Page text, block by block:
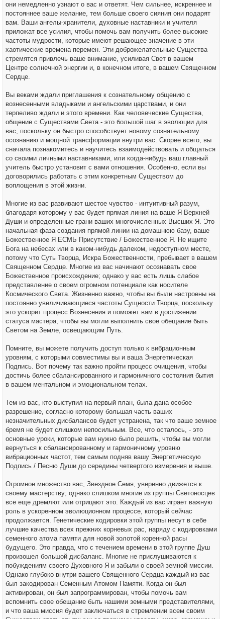
они немедленно узнают о вас и ответят. Чем сильнее, искреннее и
постояннее ваше желание, тем больше своего сияния они подарят
вам. Ваши ангелы-хранители, духовные наставники и учителя
приложат все усилия, чтобы помочь вам получить более высокие
частоты мудрости, которые имеют решающее значение в эти
хаотические времена перемен. Эти доброжелательные Существа
стремятся привлечь ваше внимание, усиливая Свет в вашем
Центре солнечной энергии и, в конечном итоге, в вашем Священном
Сердце.
Вы веками ждали приглашения к сознательному общению с
вознесенными владыками и ангельскими царствами, и они
терпеливо ждали и этого времени. Как человеческие Существа,
общение с Существами Света - это большой шаг в эволюции для
вас, поскольку он быстро способствует новому сознательному
осознанию и мощной трансформации внутри вас. Скорее всего, вы
сначала познакомитесь и научитесь взаимодействовать и общаться
со своими личными наставниками, или когда-нибудь ваш главный
учитель быстро установит с вами отношения. Особенно, если вы
договорились работать с этим конкретным Существом до
воплощения в этой жизни.
Многие из вас развивают шестое чувство - интуитивный разум,
благодаря которому у вас будет прямая линия на ваше Я Верхней
Души и определенные грани ваших многочисленных Высших Я. Это
начальная фаза создания прямой линии на домашнюю базу, ваше
Божественное Я ЕСМЬ Присутствие / Божественное Я. Не ищите
Бога на небесах или в каком-нибудь далеком, недоступном месте,
потому что Суть Творца, Искра Божественности, пребывает в вашем
Священном Сердце. Многие из вас начинают осознавать свое
Божественное происхождение; однако у вас есть лишь слабое
представление о своем огромном потенциале как носителе
Космического Света. Жизненно важно, чтобы вы были настроены на
постоянно увеличивающиеся частоты Сущности Творца, поскольку
это ускорит процесс Вознесения и поможет вам в достижении
статуса мастера, чтобы вы могли выполнить свое обещание быть
Светом на Земле, освещающим Путь.
Помните, вы можете получить доступ только к вибрационным
уровням, с которыми совместимы вы и ваша Энергетическая
Подпись. Вот почему так важно пройти процесс очищения, чтобы
достичь более сбалансированного и гармоничного состояния бытия
в вашем ментальном и эмоциональном телах.
Тем из вас, кто выступил на первый план, была дана особое
разрешение, согласно которому большая часть ваших
незначительных дисбалансов будет устранена, так что ваше земное
бремя не будет слишком непосильным. Все, что осталось, - это
основные уроки, которые вам нужно было решить, чтобы вы могли
вернуться к сбалансированному и гармоничному уровню
вибрационных частот, тем самым подняв вашу Энергетическую
Подпись / Песню Души до середины четвертого измерения и выше.
Огромное множество вас, Звездное Семя, уверенно движется к
своему мастерству; однако слишком многие из группы Светоносцев
все еще дремлют или отрицают это. Каждый из вас играет важную
роль в ускоренном эволюционном процессе, который сейчас
продолжается. Генетические кодировки этой группы несут в себе
лучшие качества всех прежних корневых рас, наряду с кодировками
семенного атома памяти для новой золотой коренной расы
будущего. Это правда, что с течением времени в этой группе Душ
произошел большой дисбаланс. Многие не прислушиваются к
побуждениям своего Духовного Я и забыли о своей земной миссии.
Однако глубоко внутри вашего Священного Сердца каждый из вас
был закодирован Семенным Атомом Памяти. Когда он был
активирован, он был запрограммирован, чтобы помочь вам
вспомнить свое обещание быть нашими земными представителями,
и что ваша миссия будет заключаться в стремлении всем своим